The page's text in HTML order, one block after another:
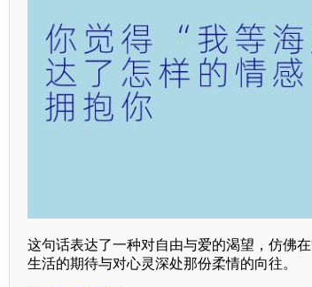
这句话表达了一种对自由与爱的渴望，仿佛
生活的期待与对心灵深处那份柔情的向往。